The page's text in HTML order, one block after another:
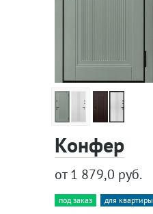
Конфер
от 1 879,0 руб.
под заказ для квартиры